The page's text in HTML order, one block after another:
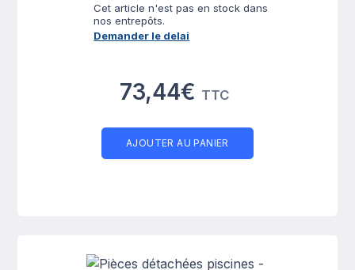
Cet article n'est pas en stock dans
nos entrepôts.
Demander le delai
73,44€ TTC
AJOUTER AU PANIER